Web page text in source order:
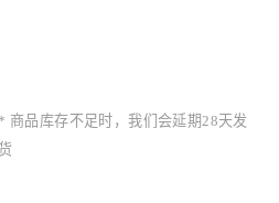
* 商品库存不足时，我们会延期28天发
货